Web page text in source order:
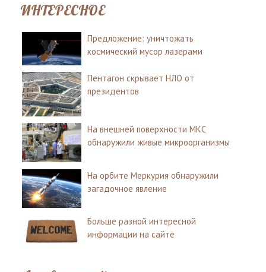
ИНТЕРЕСНОЕ
Предложение: уничтожать
космический мусор лазерами
Пентагон скрывает НЛО от
президентов
На внешней поверхности МКС
обнаружили живые микроорганизмы
На орбите Меркурия обнаружили
загадочное явление
Больше разной интересной
информации на сайте